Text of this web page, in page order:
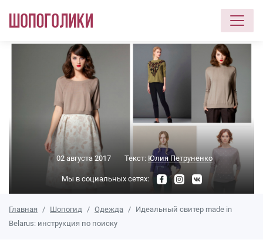
Перейти к основному содержанию
02 августа 2017 Текст: Юлия Петруненко
Мы в социальных сетях:
Главная Шопогид Одежда
Идеальный свитер made in
Belarus: инструкция по поиску